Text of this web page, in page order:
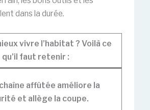
dans la durée.
vivre l’habitat ? Voilà ce
qu’il faut retenir :
affûtée améliore la
et allège la coupe.